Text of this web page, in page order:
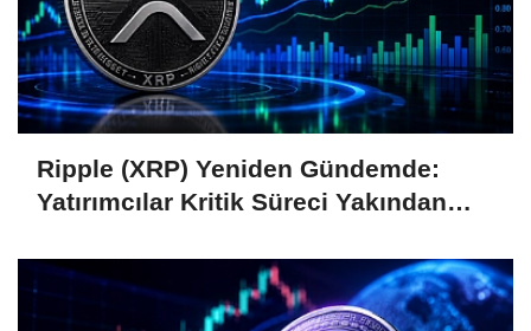
Ripple (XRP) Yeniden Gündemde:
Yatırımcılar Kritik Süreci Yakından